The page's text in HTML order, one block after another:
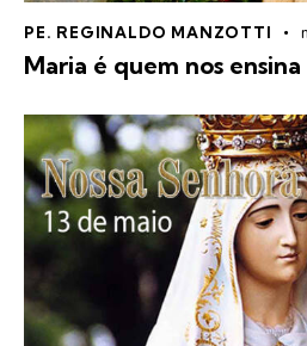
PE. REGINALDO MANZOTTI
Maria é quem nos